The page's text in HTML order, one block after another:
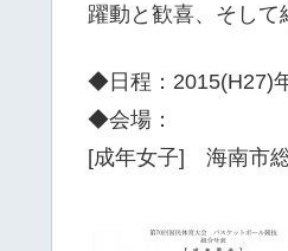
躍動と歓喜、そして
◆日程：2015(H27)
◆会場：
[成年女子] 海南市